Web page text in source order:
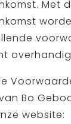
Met
Bo
website: